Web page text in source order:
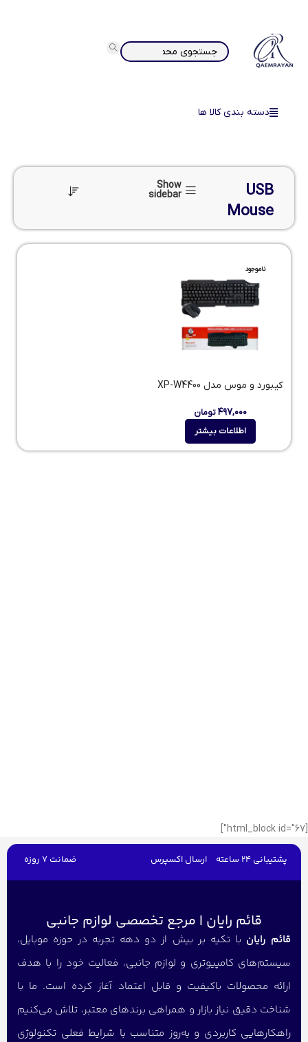
دسته بندی کالا ها
USB
Mouse
Show
sidebar
ناموجود
کیبورد و موس مدل XP-W4400
۴۹۷,۰۰۰ تومان
اطلاعات بیشتر
پشتیبانی 24 ساعته ارسال اکسپرس ضمانت 7 روزه
قائم رایان | مرجع تخصصی لوازم جانبی
قائم رایان با تکیه بر بیش از دو دهه تجربه در حوزه موبایل،
سیستم‌های کامپیوتری و لوازم جانبی، فعالیت خود را با هدف
ارائه محصولات باکیفیت و قابل اعتماد آغاز کرده است. ما با
شناخت دقیق نیاز بازار و همراهی برندهای معتبر، تلاش می‌کنیم
راهکارهایی کاربردی و به‌روز متناسب با شرایط فعلی تکنولوژی